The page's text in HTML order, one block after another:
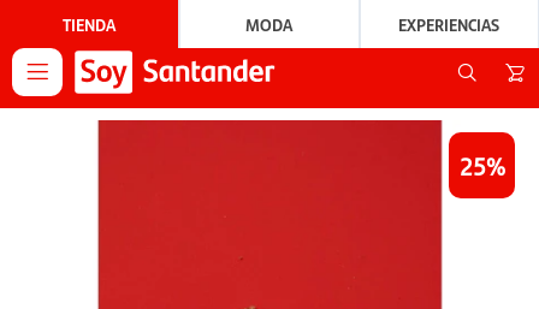
TIENDA MODA EXPERIENCIAS

25